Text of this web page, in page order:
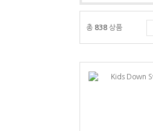
총 838 상품